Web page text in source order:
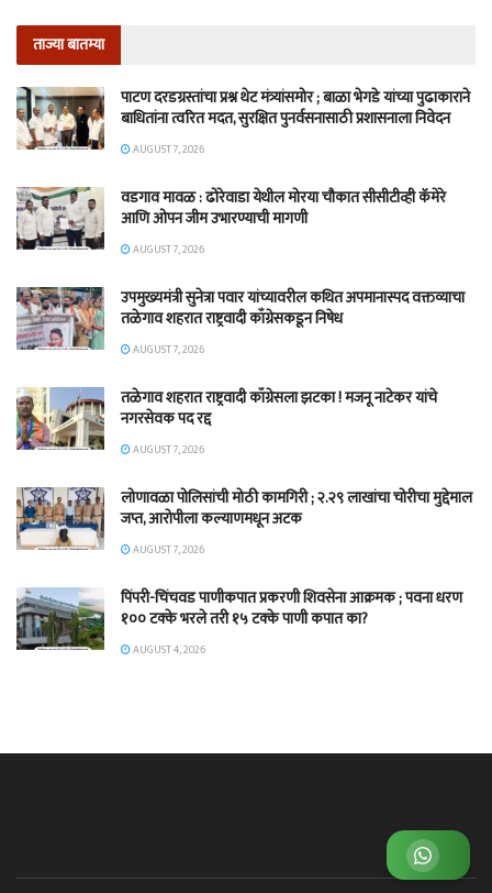
व्हाट्सअप ग्रुप जॉईन करा
ताज्या बातम्या
पाटण दरडग्रस्तांचा प्रश्न थेट मंत्र्यांसमोर ; बाळा भेगडे यांच्या पुढाकाराने
बाधितांना त्वरित मदत, सुरक्षित पुनर्वसनासाठी प्रशासनाला निवेदन
AUGUST 7, 2026
वडगाव मावळ : ढोरेवाडा येथील मोरया चौकात सीसीटीव्ही कॅमेरे
आणि ओपन जीम उभारण्याची मागणी
AUGUST 7, 2026
उपमुख्यमंत्री सुनेत्रा पवार यांच्यावरील कथित अपमानास्पद वक्तव्याचा
तळेगाव शहरात राष्ट्रवादी काँग्रेसकडून निषेध
AUGUST 7, 2026
तळेगाव शहरात राष्ट्रवादी काँग्रेसला झटका ! मजनू नाटेकर यांचे
नगरसेवक पद रद्द
AUGUST 7, 2026
लोणावळा पोलिसांची मोठी कामगिरी ; २.२९ लाखांचा चोरीचा मुद्देमाल
जप्त, आरोपीला कल्याणमधून अटक
AUGUST 7, 2026
पिंपरी-चिंचवड पाणीकपात प्रकरणी शिवसेना आक्रमक ; पवना धरण
१०० टक्के भरले तरी १५ टक्के पाणी कपात का?
AUGUST 4, 2026